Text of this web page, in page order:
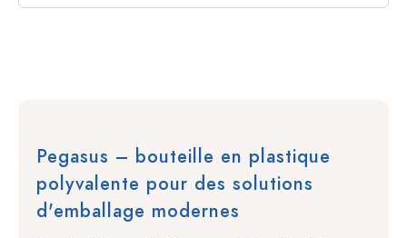
Pegasus – bouteille en plastique
polyvalente pour des solutions
d'emballage modernes